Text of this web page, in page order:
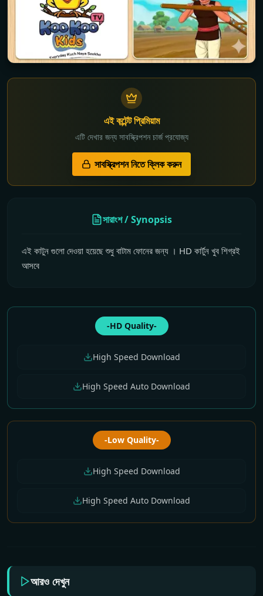
এই কন্টেন্ট প্রিমিয়াম
এটি দেখার জন্য সাবস্ক্রিপশন চার্জ প্রযোজ্য
সাবস্ক্রিপশন নিতে ক্লিক করুন
সারাংশ / Synopsis
এই কাটুন গুলো দেওয়া হয়েছে শুধু বাটাম ফোনের জন্য । HD কার্টুন খুব শিগ্রই
আসবে
-HD Quality-
High Speed Download
High Speed Auto Download
-Low Quality-
High Speed Download
High Speed Auto Download
আরও দেখুন